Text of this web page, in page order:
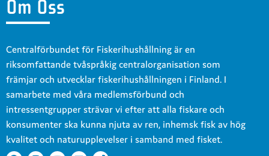
Om Oss
Centralförbundet för Fiskerihushållning är en
riksomfattande tvåspråkig centralorganisation som
främjar och utvecklar fiskerihushållningen i Finland. I
samarbete med våra medlemsförbund och
intressentgrupper strävar vi efter att alla fiskare och
konsumenter ska kunna njuta av ren, inhemsk fisk av hög
kvalitet och naturupplevelser i samband med fisket.